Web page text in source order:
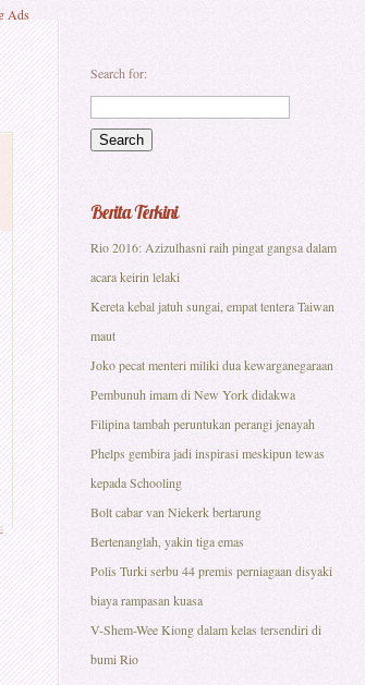
Search for:
Berita Terkini
Rio 2016: Azizulhasni raih pingat gangsa dalam
acara keirin lelaki
Kereta kebal jatuh sungai, empat tentera Taiwan
maut
Joko pecat menteri miliki dua kewarganegaraan
Pembunuh imam di New York didakwa
Filipina tambah peruntukan perangi jenayah
Phelps gembira jadi inspirasi meskipun tewas
kepada Schooling
Bolt cabar van Niekerk bertarung
Bertenanglah, yakin tiga emas
Polis Turki serbu 44 premis perniagaan disyaki
biaya rampasan kuasa
V-Shem-Wee Kiong dalam kelas tersendiri di
bumi Rio